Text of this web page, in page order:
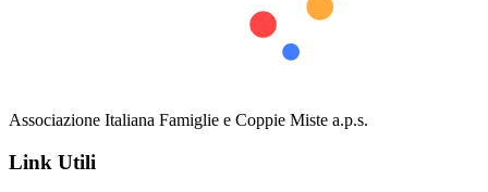
Associazione Italiana Famiglie e Coppie Miste a.p.s.
Link Utili